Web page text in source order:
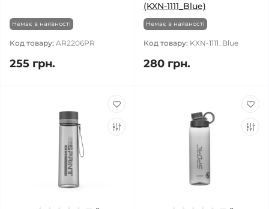
Немає в наявності
Код товару: AR2206PR
255 грн.
(KXN-1111_Blue)
Немає в наявності
Код товару: KXN-1111_Blue
280 грн.